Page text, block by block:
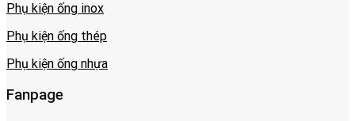
Phụ kiện ống inox
Phụ kiện ống thép
Phụ kiện ống nhựa
Fanpage